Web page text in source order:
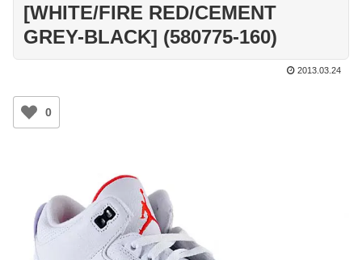
[WHITE/FIRE RED/CEMENT
GREY-BLACK] (580775-160)
2013.03.24
0